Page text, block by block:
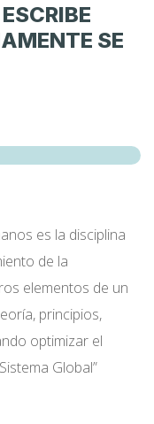
SE
es la disciplina
de la
elementos de un
principios,
optimizar el
Global”